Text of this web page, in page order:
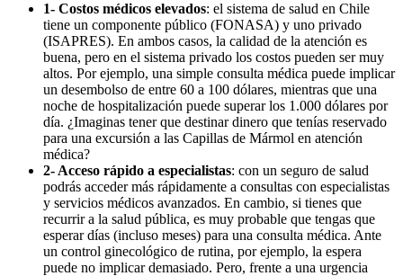
1- Costos médicos elevados: el sistema de salud en Chile
tiene un componente público (FONASA) y uno privado
(ISAPRES). En ambos casos, la calidad de la atención es
buena, pero en el sistema privado los costos pueden ser muy
altos. Por ejemplo, una simple consulta médica puede implicar
un desembolso de entre 60 a 100 dólares, mientras que una
noche de hospitalización puede superar los 1.000 dólares por
día. ¿Imaginas tener que destinar dinero que tenías reservado
para una excursión a las Capillas de Mármol en atención
médica?
2- Acceso rápido a especialistas: con un seguro de salud
podrás acceder más rápidamente a consultas con especialistas
y servicios médicos avanzados. En cambio, si tienes que
recurrir a la salud pública, es muy probable que tengas que
esperar días (incluso meses) para una consulta médica. Ante
un control ginecológico de rutina, por ejemplo, la espera
puede no implicar demasiado. Pero, frente a una urgencia